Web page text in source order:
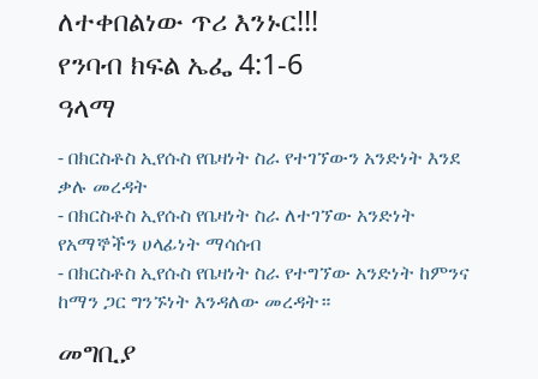
ለተቀበልነው ጥሪ እንኑር!!!
የንባብ ክፍል ኤፌ 4:1-6
ዓላማ
- በክርስቶስ ኢየሱስ የቤዛነት ስራ የተገኘውን አንድነት እንደ
ቃሉ መረዳት
- በክርስቶስ ኢየሱስ የቤዛነት ስራ ለተገኘው አንድነት
የአማኞችን ሀላፊነት ማሳሰብ
- በክርስቶስ ኢየሱስ የቤዛነት ስራ የተግኘው አንድነት ከምንና
ከማን ጋር ግንኙነት እንዳለው መረዳት።
መግቢያ